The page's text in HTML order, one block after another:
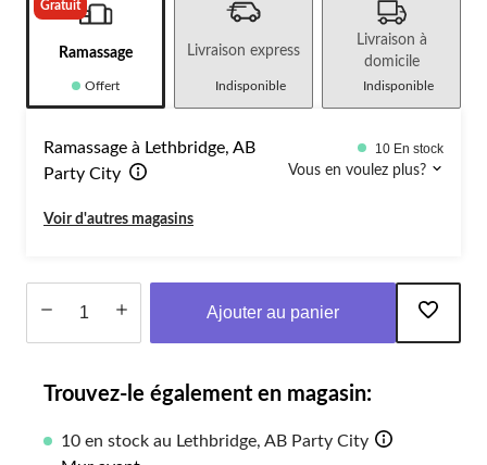
Gratuit
Ramassage
Offert
Livraison express
Indisponible
Livraison à
domicile
Indisponible
Ramassage à Lethbridge, AB
Party City
10 En stock
Vous en voulez plus?
Voir d'autres magasins
Ajouter au panier
Trouvez-le également en magasin:
10 en stock au Lethbridge, AB Party City